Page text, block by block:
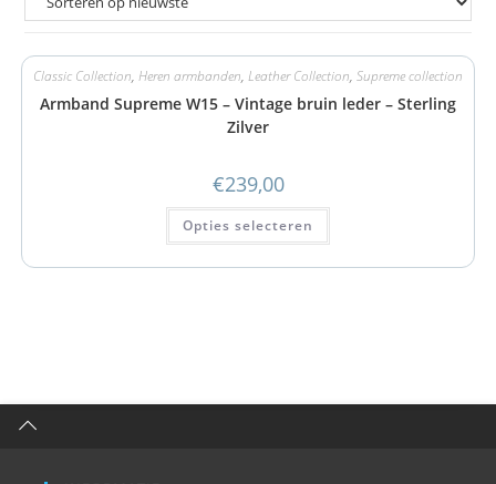
Classic Collection, Heren armbanden, Leather Collection, Supreme collection
Armband Supreme W15 – Vintage bruin leder – Sterling
Zilver
€239,00
Opties selecteren